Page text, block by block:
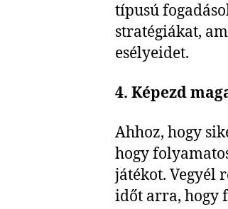
típusú
stratégiákat,
esélyeidet.
4. Képezd
Ahhoz, hogy
hogy
játékot. Vegyél
időt arra, hogy